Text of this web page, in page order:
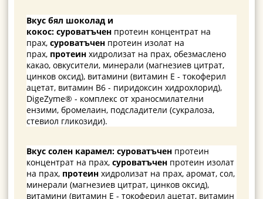
Вкус бял шоколад и
кокос: суроватъчен протеин концентрат на
прах, суроватъчен протеин изолат на
прах, протеин хидролизат на прах, обезмаслено
какао, овкусители, минерали (магнезиев цитрат,
цинков оксид), витамини (витамин Е - токоферил
ацетат, витамин В6 - пиридоксин хидрохлорид),
DigeZyme® - комплекс от храносмилателни
ензими, бромелаин, подсладители (сукралоза,
стевиол гликозиди).
Вкус солен карамел: суроватъчен протеин
концентрат на прах, суроватъчен протеин изолат
на прах, протеин хидролизат на прах, аромат, сол,
минерали (магнезиев цитрат, цинков оксид),
витамини (витамин Е - токоферил ацетат, витамин